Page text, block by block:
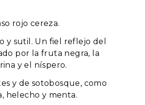
rojo cereza.
y sutil. Un fiel reflejo del
por la fruta negra, la
y el níspero.
y de sotobosque, como
helecho y menta.